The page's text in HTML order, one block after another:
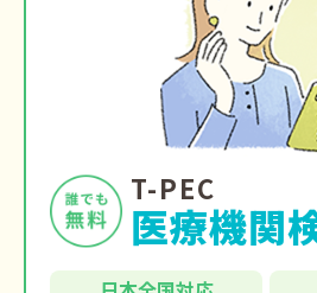
T-PEC
医療機関